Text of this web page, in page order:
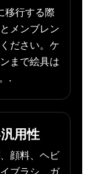
移行する際
メンブレン
ださい。ケ
まで絵具は
.
用性
顔料、ヘビ